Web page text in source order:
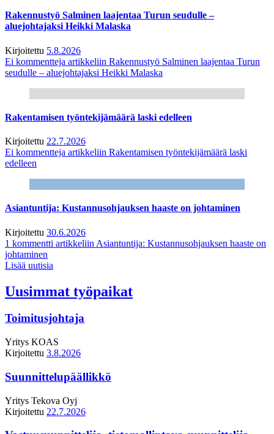
Rakennustyö Salminen laajentaa Turun seudulle –
aluejohtajaksi Heikki Malaska
Kirjoitettu 5.8.2026
Ei kommentteja artikkeliin Rakennustyö Salminen laajentaa Turun
seudulle – aluejohtajaksi Heikki Malaska
Rakentamisen työntekijämäärä laski edelleen
Kirjoitettu 22.7.2026
Ei kommentteja artikkeliin Rakentamisen työntekijämäärä laski
edelleen
Asiantuntija: Kustannusohjauksen haaste on johtaminen
Kirjoitettu 30.6.2026
1 kommentti artikkeliin Asiantuntija: Kustannusohjauksen haaste on
johtaminen
Lisää uutisia
Uusimmat työpaikat
Toimitusjohtaja
Yritys KOAS
Kirjoitettu 3.8.2026
Suunnittelupäällikkö
Yritys Tekova Oyj
Kirjoitettu 22.7.2026